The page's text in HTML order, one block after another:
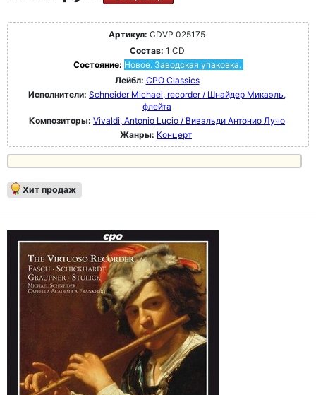
Артикул: CDVP 025175
Состав: 1 CD
Состояние: Новое. Заводская упаковка.
Лейбл: CPO Classics
Исполнители: Schneider Michael, recorder / Шнайдер Микаэль,
флейта
Композиторы: Vivaldi, Antonio Lucio / Вивальди Антонио Лучо
Жанры: Концерт
Хит продаж